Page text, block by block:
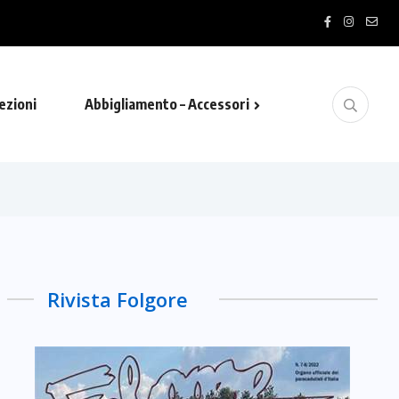
Abbigliamento – Accessori
Rivista Folgore